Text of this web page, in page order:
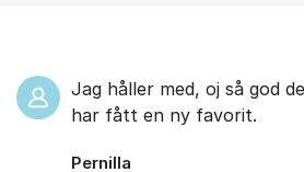
Jag håller med, oj så god
har fått en ny favorit.
Pernilla